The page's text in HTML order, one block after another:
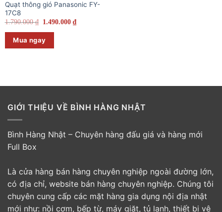
Quạt thông gió Panasonic FY-
17C8
1.790.000₫
Giá
là:
1.790.000 ₫.
1.490.000 ₫Giá
Mua ngay
GIỚI THIỆU VỀ BÌNH HÀNG NHẬT
Bình Hàng Nhật – Chuyên hàng đấu giá và hàng mới
Full Box
Là cửa hàng bán hàng chuyên nghiệp ngoài đường lớn,
có địa chỉ, website bán hàng chuyên nghiệp. Chúng tôi
chuyên cung cấp các mặt hàng gia dụng nội địa nhật
mới như: nồi cơm, bếp từ, máy giặt, tủ lạnh, thiết bị vệ